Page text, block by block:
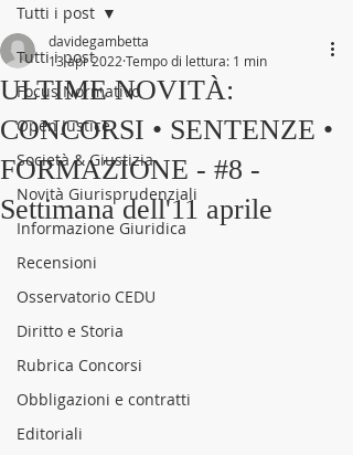
Tutti i post
Focus Normativo
Open Justice
Società & Giustizia
Novità Giurisprudenziali
Informazione Giuridica
Recensioni
Osservatorio CEDU
Diritto e Storia
Rubrica Concorsi
Obbligazioni e contratti
Editoriali
Tutti i post
ULTIME NOVITÀ:
CONCORSI • SENTENZE •
FORMAZIONE - #8 -
Settimana dell'11 aprile
davidegambetta
13 apr 2022 Tempo di lettura: 1 min